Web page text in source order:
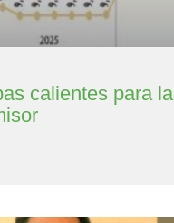
calientes para la